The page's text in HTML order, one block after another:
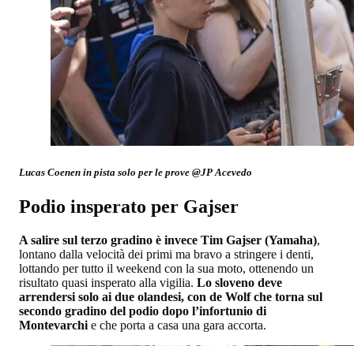
Lucas Coenen in pista solo per le prove @JP Acevedo
Podio insperato per Gajser
A salire sul terzo gradino è invece Tim Gajser (Yamaha),
lontano dalla velocità dei primi ma bravo a stringere i denti,
lottando per tutto il weekend con la sua moto, ottenendo un
risultato quasi insperato alla vigilia. Lo sloveno deve
arrendersi solo ai due olandesi, con de Wolf che torna sul
secondo gradino del podio dopo l’infortunio di
Montevarchi e che porta a casa una gara accorta.